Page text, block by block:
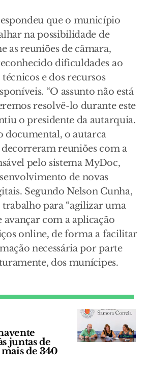
que o município
na possibilidade de
as reuniões de câmara,
dificuldades ao
e dos recursos
“O assunto não está
resolvê-lo durante este
o presidente da autarquia.
documental, o autarca
reuniões com a
pelo sistema MyDoc,
de novas
Segundo Nelson Cunha,
trabalho para “agilizar uma
com a aplicação
online, de forma a facilitar
necessária por parte
dos munícipes.
juntas de
de 340